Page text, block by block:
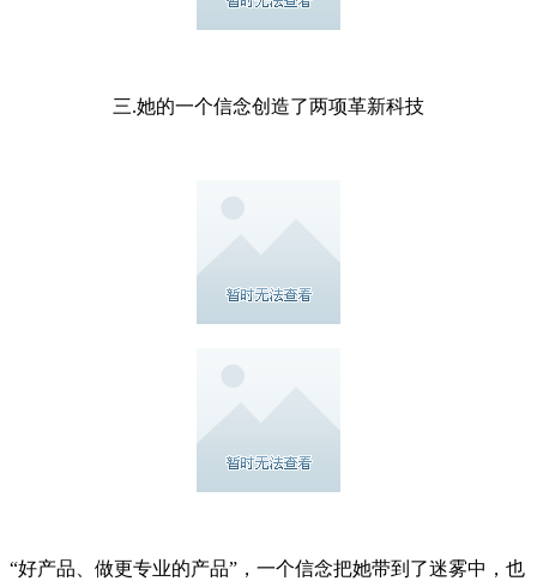
三.她的一个信念创造了两项革新科技
“好产品、做更专业的产品”，一个信念把她带到了迷雾中，也